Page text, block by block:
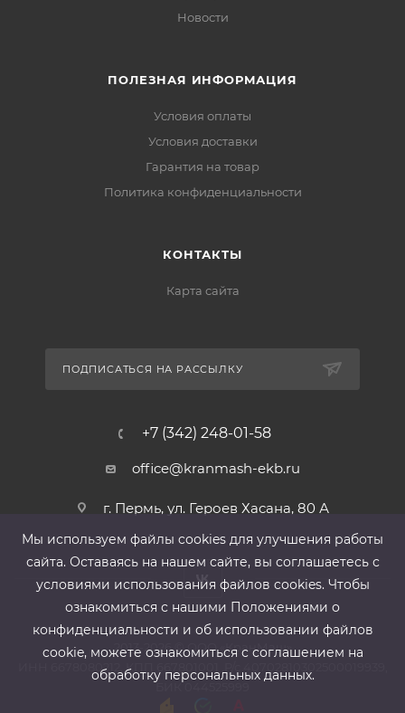
Новости
ПОЛЕЗНАЯ ИНФОРМАЦИЯ
Условия оплаты
Условия доставки
Гарантия на товар
Политика конфиденциальности
КОНТАКТЫ
Карта сайта
ПОДПИСАТЬСЯ НА РАССЫЛКУ
+7 (342) 248-01-58
office@kranmash-ekb.ru
г. Пермь, ул. Героев Хасана, 80 А
2013-2026 ©ООО «КранМаш»
ИНН 6678080212, КПП 667801001 ,Р/с 40702810302500019939,
БИК 044525999
Мы используем файлы cооkies для улучшения работы
сайта. Оставаясь на нашем сайте, вы соглашаетесь с
условиями использования файлов cооkies. Чтобы
ознакомиться с нашими Положениями о
конфиденциальности и об использовании файлов
cookie, можете ознакомиться с соглашением на
обработку персональных данных.